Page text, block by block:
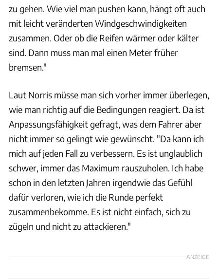
zu gehen. Wie viel man pushen kann, hängt oft auch
mit leicht veränderten Windgeschwindigkeiten
zusammen. Oder ob die Reifen wärmer oder kälter
sind. Dann muss man mal einen Meter früher
bremsen."
Laut Norris müsse man sich vorher immer überlegen,
wie man richtig auf die Bedingungen reagiert. Da ist
Anpassungsfähigkeit gefragt, was dem Fahrer aber
nicht immer so gelingt wie gewünscht. "Da kann ich
mich auf jeden Fall zu verbessern. Es ist unglaublich
schwer, immer das Maximum rauszuholen. Ich habe
schon in den letzten Jahren irgendwie das Gefühl
dafür verloren, wie ich die Runde perfekt
zusammenbekomme. Es ist nicht einfach, sich zu
zügeln und nicht zu attackieren."
ANZEIGE